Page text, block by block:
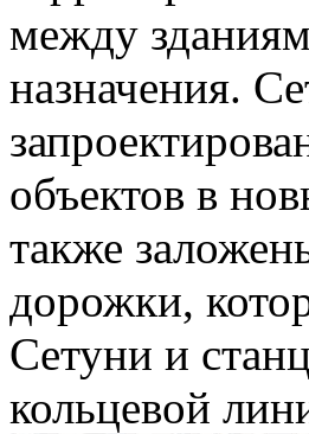
между
назначения.
объектов в
также
дорожки,
Сетуни и
кольцевой